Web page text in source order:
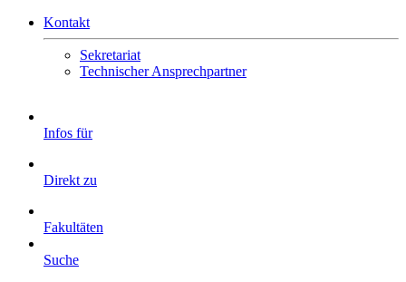
Kontakt
Sekretariat
Technischer Ansprechpartner
Infos für
Direkt zu
Fakultäten
Suche